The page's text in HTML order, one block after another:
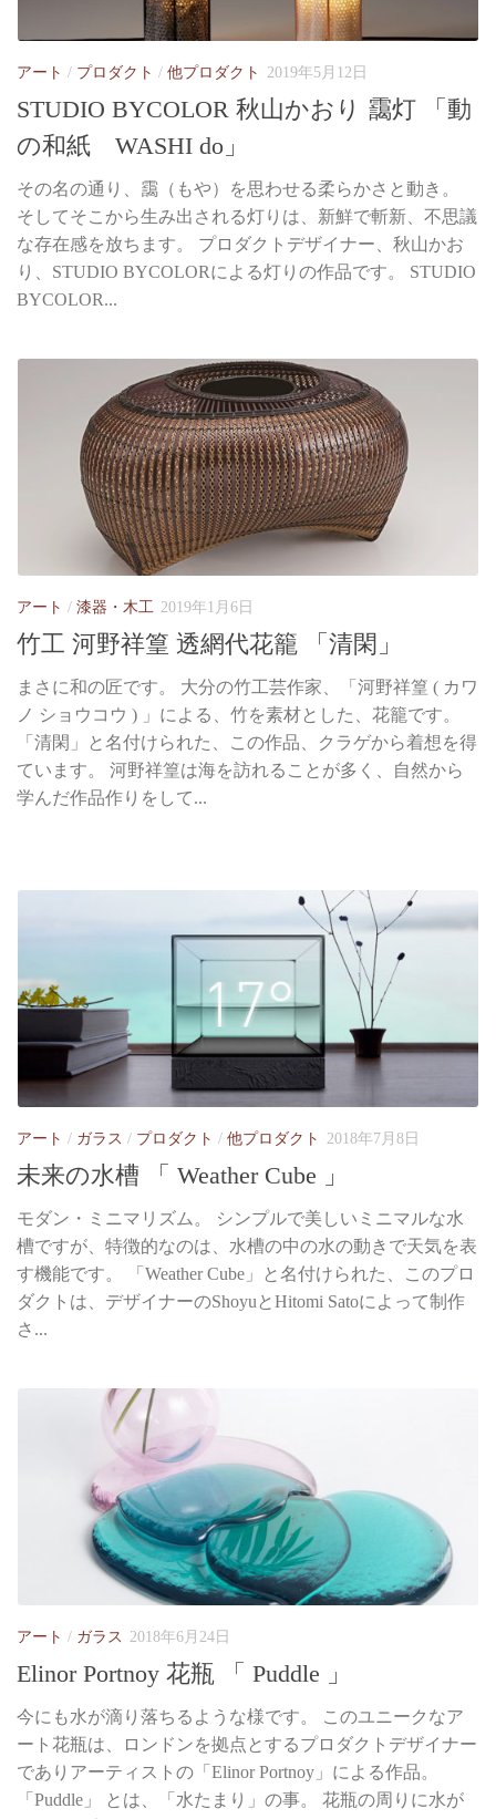
アート / プロダクト / 他プロダクト 2019年5月12日
STUDIO BYCOLOR 秋山かおり 靄灯 「動
の和紙 WASHI do」
その名の通り、靄（もや）を思わせる柔らかさと動き。
そしてそこから生み出される灯りは、新鮮で斬新、不思議
な存在感を放ちます。 プロダクトデザイナー、秋山かお
り、STUDIO BYCOLORによる灯りの作品です。 STUDIO
BYCOLOR...
アート / 漆器・木工 2019年1月6日
竹工 河野祥篁 透網代花籠 「清閑」
まさに和の匠です。 大分の竹工芸作家、「河野祥篁 ( カワ
ノ ショウコウ ) 」による、竹を素材とした、花籠です。
「清閑」と名付けられた、この作品、クラゲから着想を得
ています。 河野祥篁は海を訪れることが多く、自然から
学んだ作品作りをして...
アート / ガラス / プロダクト / 他プロダクト 2018年7月8日
未来の水槽 「 Weather Cube 」
モダン・ミニマリズム。 シンプルで美しいミニマルな水
槽ですが、特徴的なのは、水槽の中の水の動きで天気を表
す機能です。 「Weather Cube」と名付けられた、このプロ
ダクトは、デザイナーのShoyuとHitomi Satoによって制作
さ...
アート / ガラス 2018年6月24日
Elinor Portnoy 花瓶 「 Puddle 」
今にも水が滴り落ちるような様です。 このユニークなア
ート花瓶は、ロンドンを拠点とするプロダクトデザイナー
でありアーティストの「Elinor Portnoy」による作品。
「Puddle」 とは、「水たまり」の事。 花瓶の周りに水が